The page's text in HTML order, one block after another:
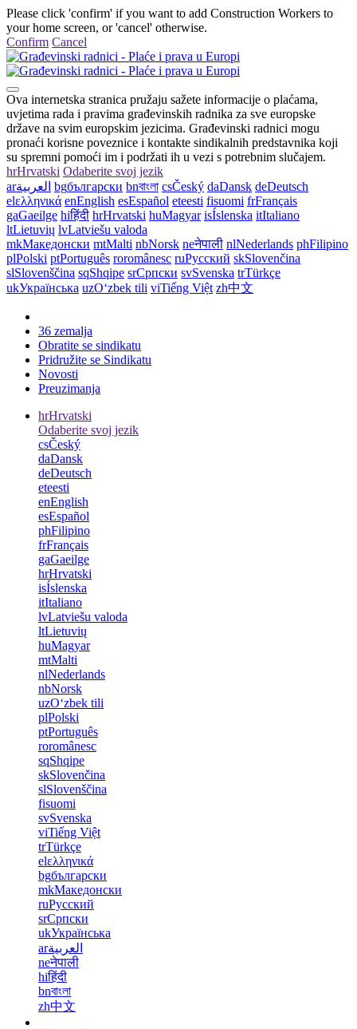
Please click 'confirm' if you want to add Construction Workers to
your home screen, or 'cancel' otherwise.
Confirm Cancel
Ova internetska stranica pružaju sažete informacije o plaćama,
uvjetima rada i pravima građevinskih radnika za sve europske
države na svim europskim jezicima. Građevinski radnici mogu
pronaći korisne poveznice i kontakte sindikalnih predstavnika koji
su spremni pomoći im i podržati ih u vezi s potrebnim slučajem.
hrHrvatski Odaberite svoj jezik
arالعربية bgбългарски bnবাংলা csČeský daDansk deDeutsch
elελληνικά enEnglish esEspañol eteesti fisuomi frFrançais
gaGaeilge hiहिंदी hrHrvatski huMagyar isÍslenska itItaliano
ltLietuvių lvLatviešu valoda
mkМакедонски mtMalti nbNorsk neनेपाली nlNederlands phFilipino
plPolski ptPortuguês roromânesc ruРусский skSlovenčina
slSlovenščina sqShqipe srСрпски svSvenska trTürkçe
ukУкраїнська uzOʻzbek tili viTiếng Việt zh中文
36 zemalja
Obratite se sindikatu
Pridružite se Sindikatu
Novosti
Preuzimanja
hrHrvatski
Odaberite svoj jezik
csČeský
daDansk
deDeutsch
eteesti
enEnglish
esEspañol
phFilipino
frFrançais
gaGaeilge
hrHrvatski
isÍslenska
itItaliano
lvLatviešu valoda
ltLietuvių
huMagyar
mtMalti
nlNederlands
nbNorsk
uzOʻzbek tili
plPolski
ptPortuguês
roromânesc
sqShqipe
skSlovenčina
slSlovenščina
fisuomi
svSvenska
viTiếng Việt
trTürkçe
elελληνικά
bgбългарски
mkМакедонски
ruРусский
srСрпски
ukУкраїнська
arالعربية
neनेपाली
hiहिंदी
bnবাংলা
zh中文